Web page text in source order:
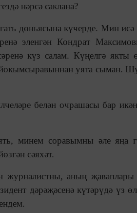
нәрсә саклана?
дөньясына күчерде. Мин
эленгән Кондрат
күз салам. Күңелгә якты
уята сыман.
белән очрашасы бар
минем соравымны әле яңа
сәяхәт.
журналистны, аның җаваплары
дәрәҗәсенә күтәрүдә үз